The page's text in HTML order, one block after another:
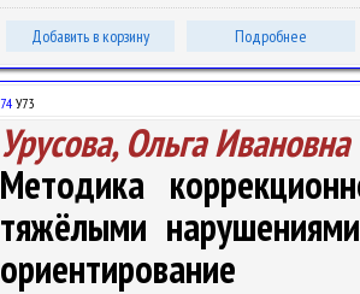
Добавить в корзину Подробнее
74 У73
Урусова, Ольга Ивановна
Методика
тяжёлыми
ориентирование